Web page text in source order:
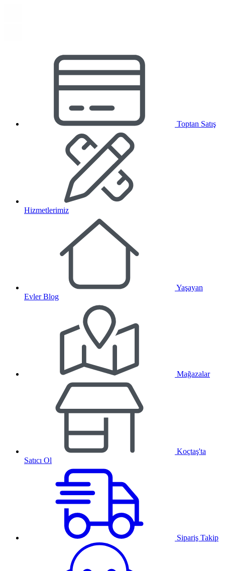
Toptan Satış
Hizmetlerimiz
Yaşayan
Evler Blog
Mağazalar
Koçtaş'ta
Satıcı Ol
Sipariş Takip